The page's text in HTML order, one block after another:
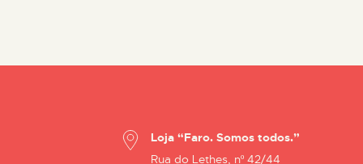
Loja “Faro. Somos todos.”
Rua do Lethes, nº 42/44